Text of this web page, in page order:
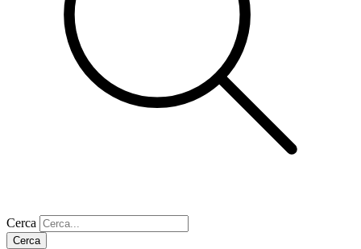
Cerca
Cerca